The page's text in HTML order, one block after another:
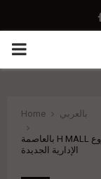
PRIMARY
Home بالعربي
نيو إيفنت للتطوير تحقق خطتها التنفيذية بمشروع H MALL بالعاصمة
الإدارية الجديدة